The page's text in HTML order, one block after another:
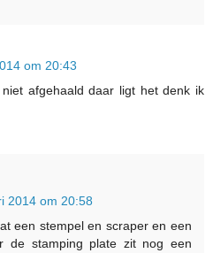
om 20:43
afgehaald daar ligt het denk ik
2014 om 20:58
een stempel en scraper en een
de stamping plate zit nog een